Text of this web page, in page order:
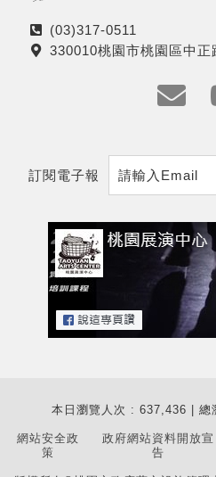
電
話
(03)317-0511
地
330010桃園市桃園區中正
m
a
i
l
訂閱電子報
本日瀏覽人次 : 637,436 |
網站安全政
策
政府網站資料開放宣
告